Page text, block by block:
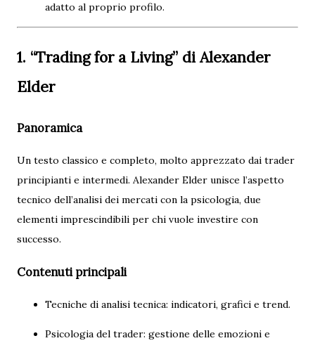
adatto al proprio profilo.
1. “Trading for a Living” di Alexander
Elder
Panoramica
Un testo classico e completo, molto apprezzato dai trader
principianti e intermedi. Alexander Elder unisce l’aspetto
tecnico dell’analisi dei mercati con la psicologia, due
elementi imprescindibili per chi vuole investire con
successo.
Contenuti principali
Tecniche di analisi tecnica: indicatori, grafici e trend.
Psicologia del trader: gestione delle emozioni e